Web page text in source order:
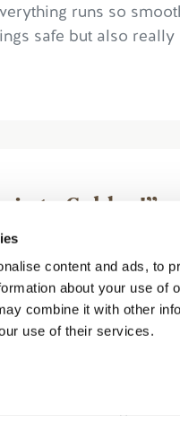
content and ads, to
about your use of
combine it with other
use of their services.
runs so
safe but also
to Golden!”
jimv796
was